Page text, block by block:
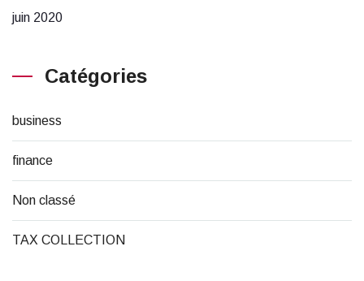
juin 2020
Catégories
business
finance
Non classé
TAX COLLECTION